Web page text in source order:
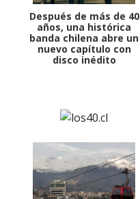
Después de más de 40
años, una histórica
banda chilena abre un
nuevo capítulo con
disco inédito